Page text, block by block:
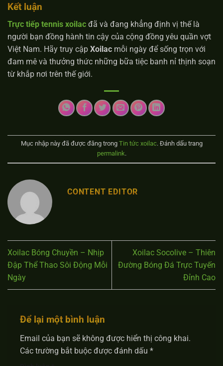
Kết luận
Trực tiếp tennis xoilac đã và đang khẳng định vị thế là
người bạn đồng hành tin cậy của cộng đồng yêu quần vợt
Việt Nam. Hãy truy cập Xoilac mỗi ngày để sống trọn với
đam mê và thưởng thức những bữa tiệc banh nỉ thịnh soạn
từ khắp nơi trên thế giới.
Mục nhập này đã được đăng trong Tin tức xoilac. Đánh dấu trang
permalink.
CONTENT EDITOR
Xoilac Bóng Chuyền – Nhịp
Đập Thể Thao Sôi Động Mỗi
Ngày
Xoilac Socolive – Thiên
Đường Bóng Đá Trực Tuyến
Đỉnh Cao
Để lại một bình luận
Email của bạn sẽ không được hiển thị công khai.
Các trường bắt buộc được đánh dấu *